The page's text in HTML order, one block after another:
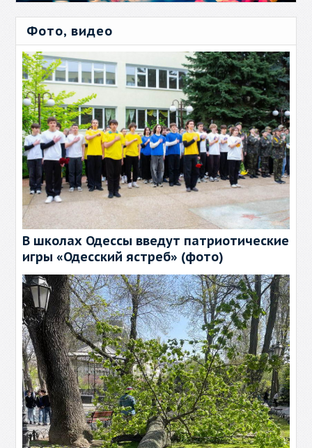
Фото, видео
В школах Одессы введут патриотические
игры «Одесский ястреб» (фото)